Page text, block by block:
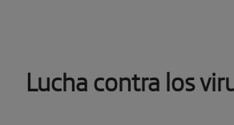
Lucha contra los